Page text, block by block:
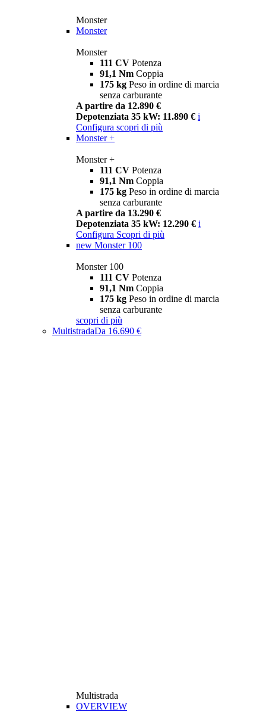
Monster
Monster
Monster
111 CV Potenza
91,1 Nm Coppia
175 kg Peso in ordine di marcia
senza carburante
A partire da 12.890 €
Depotenziata 35 kW: 11.890 € i
Configura scopri di più
Monster +
Monster +
111 CV Potenza
91,1 Nm Coppia
175 kg Peso in ordine di marcia
senza carburante
A partire da 13.290 €
Depotenziata 35 kW: 12.290 € i
Configura Scopri di più
new Monster 100
Monster 100
111 CV Potenza
91,1 Nm Coppia
175 kg Peso in ordine di marcia
senza carburante
scopri di più
MultistradaDa 16.690 €
Multistrada
OVERVIEW